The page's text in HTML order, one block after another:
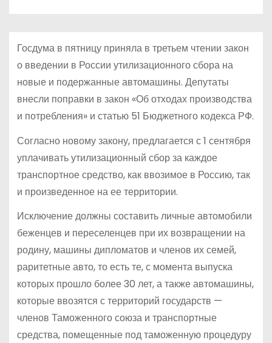
Госдума в пятницу приняла в третьем чтении закон
о введении в России утилизационного сбора на
новые и подержанные автомашины. Депутаты
внесли поправки в закон «Об отходах производства
и потребления» и статью 51 Бюджетного кодекса РФ.
Согласно новому закону, предлагается с 1 сентября
уплачивать утилизационный сбор за каждое
транспортное средство, как ввозимое в Россию, так
и произведенное на ее территории.
Исключение должны составить личные автомобили
беженцев и переселенцев при их возвращении на
родину, машины дипломатов и членов их семей,
раритетные авто, то есть те, с момента выпуска
которых прошло более 30 лет, а также автомашины,
которые ввозятся с территорий государств —
членов Таможенного союза и транспортные
средства, помещенные под таможенную процедуру